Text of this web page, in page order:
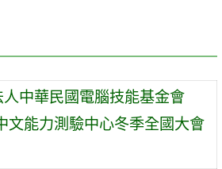
人中華民國電腦技能基金會
文能力測驗中心冬季全國大會